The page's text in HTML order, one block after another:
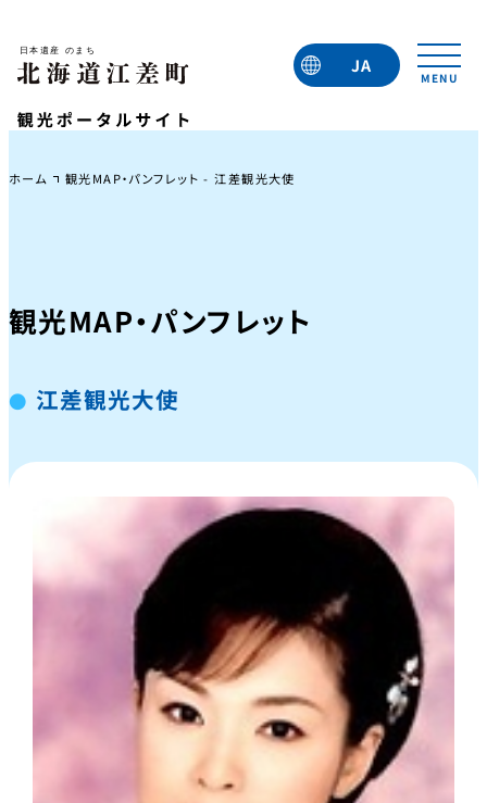
JA
EN
ホーム 観光MAP・パンフレット - 江差観光大使
観光MAP・パンフレット
江差観光大使